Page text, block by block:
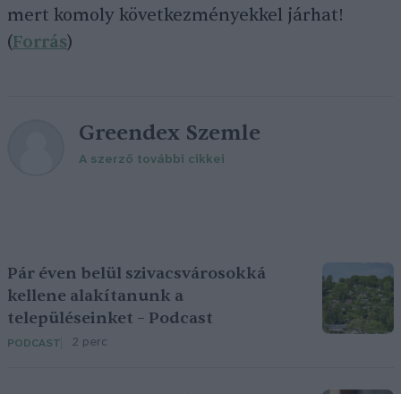
mert komoly következményekkel járhat!
(Forrás)
Greendex Szemle
A szerző további cikkei
Pár éven belül szivacsvárosokká
kellene alakítanunk a
településeinket – Podcast
PODCAST 2 perc